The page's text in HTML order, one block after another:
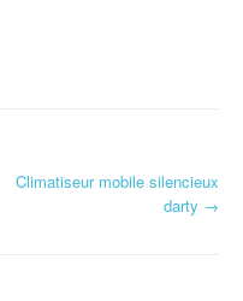
Climatiseur mobile silencieux
darty →